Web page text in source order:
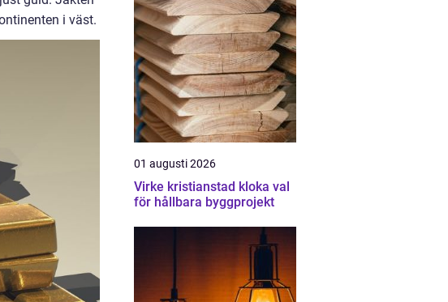
i väst.
01 augusti 2026
Virke kristianstad kloka val
för hållbara byggprojekt